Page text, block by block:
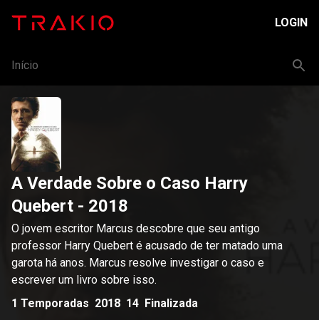
LOGIN
Início
A Verdade Sobre o Caso Harry
Quebert - 2018
O jovem escritor Marcus descobre que seu antigo
professor Harry Quebert é acusado de ter matado uma
garota há anos. Marcus resolve investigar o caso e
escrever um livro sobre isso.
1 Temporadas 2018 14 Finalizada